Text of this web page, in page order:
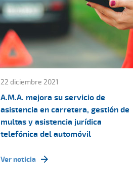
22 diciembre 2021
A.M.A. mejora su servicio de
asistencia en carretera, gestión de
multas y asistencia jurídica
telefónica del automóvil
Ver noticia